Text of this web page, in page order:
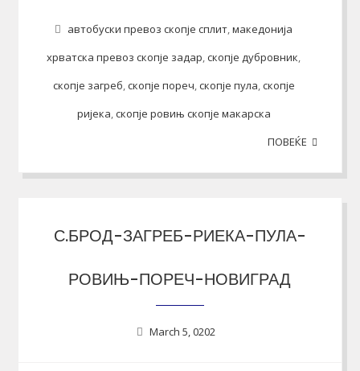
автобуски превоз скопје сплит,македонија
хрватска превоз скопје задар,скопје дубровник,
скопје загреб,скопје пореч,скопје пула,скопје
ријека,скопје ровињ скопје макарска
ПОВЕЌЕ
С.БРОД-ЗАГРЕБ-РИЕКА-ПУЛА-
РОВИЊ-ПОРЕЧ-НОВИГРАД
March 5, 0202